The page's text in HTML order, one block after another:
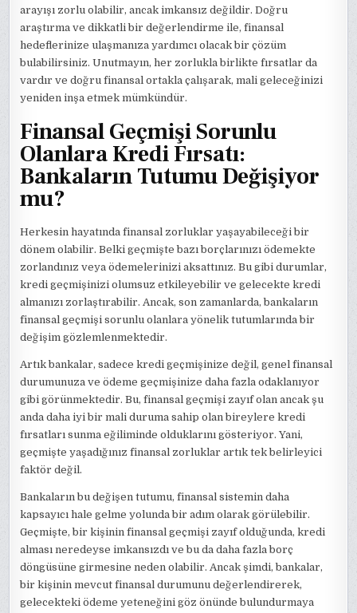
arayışı zorlu olabilir, ancak imkansız değildir. Doğru
araştırma ve dikkatli bir değerlendirme ile, finansal
hedeflerinize ulaşmanıza yardımcı olacak bir çözüm
bulabilirsiniz. Unutmayın, her zorlukla birlikte fırsatlar da
vardır ve doğru finansal ortakla çalışarak, mali geleceğinizi
yeniden inşa etmek mümkündür.
Finansal Geçmişi Sorunlu
Olanlara Kredi Fırsatı:
Bankaların Tutumu Değişiyor
mu?
Herkesin hayatında finansal zorluklar yaşayabileceği bir
dönem olabilir. Belki geçmişte bazı borçlarınızı ödemekte
zorlandınız veya ödemelerinizi aksattınız. Bu gibi durumlar,
kredi geçmişinizi olumsuz etkileyebilir ve gelecekte kredi
almanızı zorlaştırabilir. Ancak, son zamanlarda, bankaların
finansal geçmişi sorunlu olanlara yönelik tutumlarında bir
değişim gözlemlenmektedir.
Artık bankalar, sadece kredi geçmişinize değil, genel finansal
durumunuza ve ödeme geçmişinize daha fazla odaklanıyor
gibi görünmektedir. Bu, finansal geçmişi zayıf olan ancak şu
anda daha iyi bir mali duruma sahip olan bireylere kredi
fırsatları sunma eğiliminde olduklarını gösteriyor. Yani,
geçmişte yaşadığınız finansal zorluklar artık tek belirleyici
faktör değil.
Bankaların bu değişen tutumu, finansal sistemin daha
kapsayıcı hale gelme yolunda bir adım olarak görülebilir.
Geçmişte, bir kişinin finansal geçmişi zayıf olduğunda, kredi
alması neredeyse imkansızdı ve bu da daha fazla borç
döngüsüne girmesine neden olabilir. Ancak şimdi, bankalar,
bir kişinin mevcut finansal durumunu değerlendirerek,
gelecekteki ödeme yeteneğini göz önünde bulundurmaya